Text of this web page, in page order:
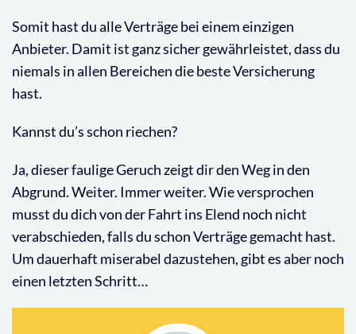
Somit hast du alle Verträge bei einem einzigen
Anbieter. Damit ist ganz sicher gewährleistet, dass du
niemals in allen Bereichen die beste Versicherung
hast.
Kannst du’s schon riechen?
Ja, dieser faulige Geruch zeigt dir den Weg in den
Abgrund. Weiter. Immer weiter. Wie versprochen
musst du dich von der Fahrt ins Elend noch nicht
verabschieden, falls du schon Verträge gemacht hast.
Um dauerhaft miserabel dazustehen, gibt es aber noch
einen letzten Schritt…